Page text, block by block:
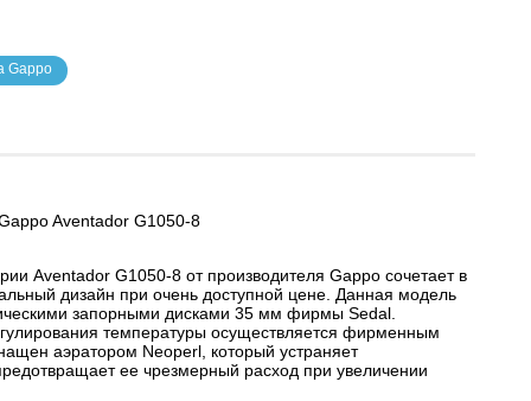
Gappo
Aventador G1050-8
Aventador G1050-8 от производителя Gappo сочетает в
дизайн при очень доступной цене. Данная модель
запорными дисками 35 мм фирмы Sedal.
температуры осуществляется фирменным
аэратором Neoperl, который устраняет
ее чрезмерный расход при увеличении